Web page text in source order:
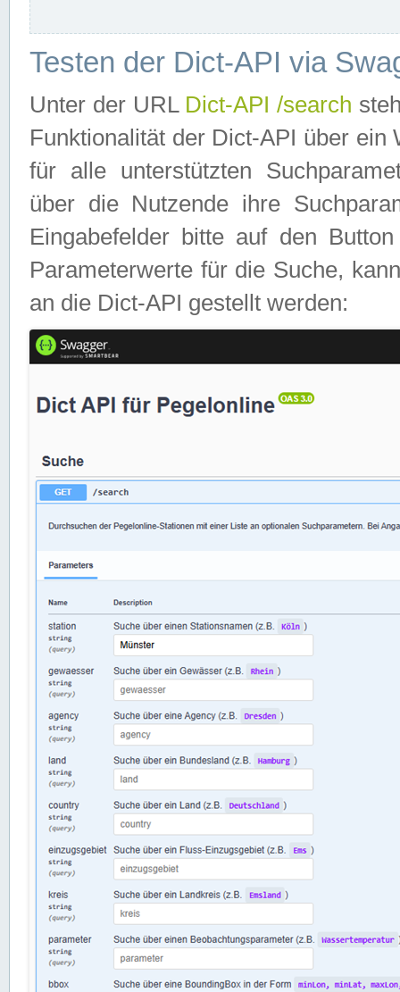
Testen der Dict-API via
Unter der URL Dict-API /search
Funktionalität der Dict-API über
für alle unterstützten
über die Nutzende ihre
Eingabefelder bitte auf den
Parameterwerte für die Suche,
an die Dict-API gestellt werden: